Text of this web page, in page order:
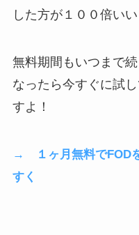
した方が１００倍い
無料期間もいつまで
なったら今すぐに試
すよ！
→ １ヶ月無料でFOD
すく